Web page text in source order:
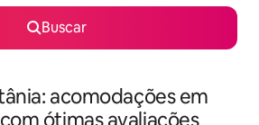
Buscar
acomodações em